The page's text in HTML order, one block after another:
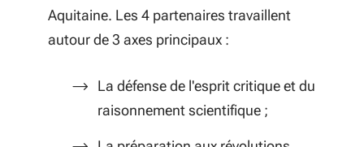
Aquitaine. Les 4 partenaires travaillent
autour de 3 axes principaux :
La défense de l'esprit critique et du
raisonnement scientifique ;